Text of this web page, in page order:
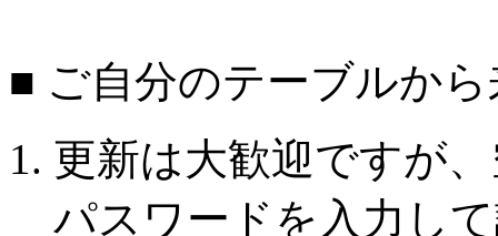
■ ご自分のテーブルか
更新は大歓迎ですが
パスワードを入力し